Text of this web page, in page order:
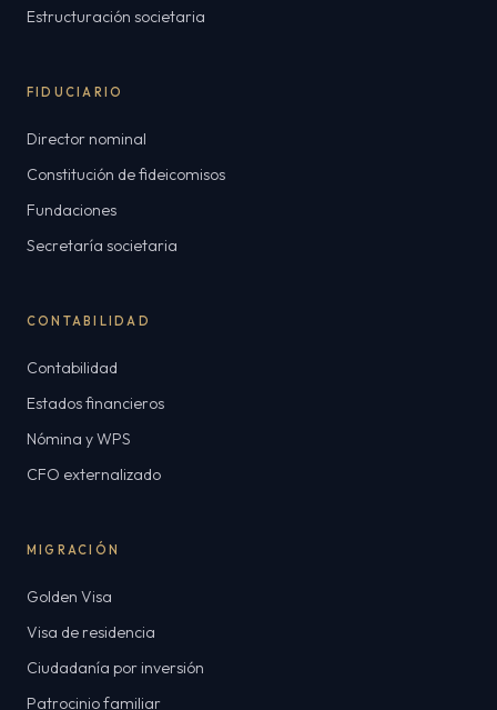
Estructuración societaria
FIDUCIARIO
Director nominal
Constitución de fideicomisos
Fundaciones
Secretaría societaria
CONTABILIDAD
Contabilidad
Estados financieros
Nómina y WPS
CFO externalizado
MIGRACIÓN
Golden Visa
Visa de residencia
Ciudadanía por inversión
Patrocinio familiar